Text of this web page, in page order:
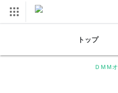
トップ
ＤＭＭ